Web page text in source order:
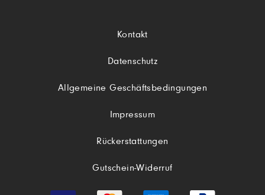
Kontakt
Datenschutz
Allgemeine Geschäftsbedingungen
Impressum
Rückerstattungen
Gutschein-Widerruf